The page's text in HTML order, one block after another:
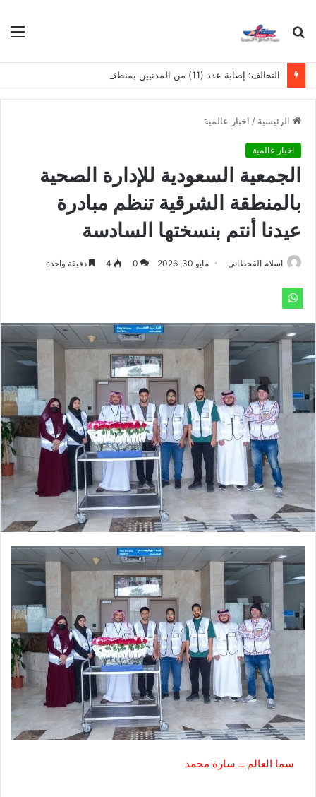
بحث
الرئيسية / اخبار عالمية
اخبار عالمية
الجمعية السعودية للإدارة الصحية
بالمنطقة الشرقية تنظم مبادرة
عيدنا أنتم بنسختها السادسة‎
اسلام القحطانى مايو 30, 2026 0
4 دقيقة واحدة
سما العالم ــ سارة محمد